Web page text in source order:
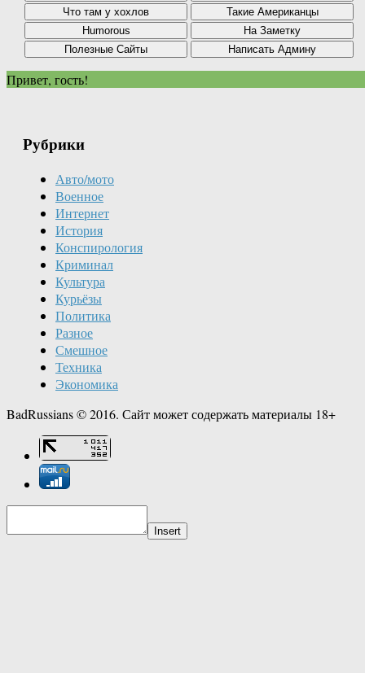
Привет, гость!
Рубрики
Авто/мото
Военное
Интернет
История
Конспирология
Криминал
Культура
Курьёзы
Политика
Разное
Смешное
Техника
Экономика
BadRussians © 2016. Сайт может содержать материалы 18+
Insert